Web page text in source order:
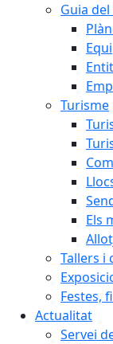
Guia
Turisme
Els
Tallers i
Festes,
Actualitat
Servei